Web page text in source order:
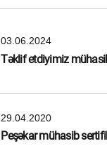
03.06.2024
Təklif etdiyimiz
29.04.2020
Peşəkar mühasib